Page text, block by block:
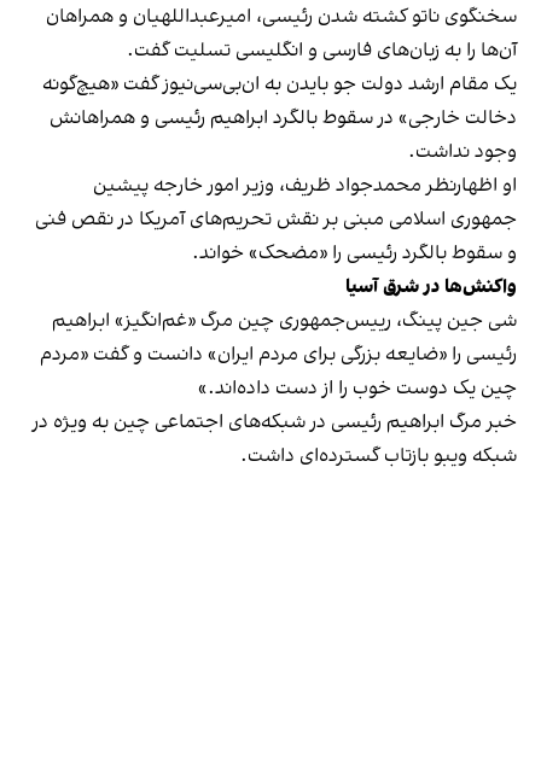
سخنگوی ناتو کشته شدن رئيسی، امیرعبداللهیان و همراهان
آن‌ها را به زبان‌های فارسی و انگلیسی تسلیت گفت.
یک مقام ارشد دولت جو بایدن به ان‌بی‌سی‌نیوز گفت «هیچ‌گونه
دخالت خارجی» در سقوط بالگرد ابراهیم رئیسی و همراهانش
وجود نداشت.
او اظهارنظر محمدجواد ظریف، وزیر امور خارجه پیشین
جمهوری اسلامی مبنی بر نقش تحریم‌های آمریکا در نقص فنی
و سقوط بالگرد رئیسی را «مضحک» خواند.
واکنش‌ها در شرق آسیا
شی جین پینگ، رییس‌جمهوری چین مرگ «غم‌انگیز» ابراهیم
رئیسی را «ضایعه بزرگی برای مردم ایران» دانست و گفت «مردم
چین یک دوست خوب را از دست داده‌اند.»
خبر مرگ ابراهیم رئیسی در شبکه‌‌های اجتماعی چین به ویژه در
شبکه ویبو بازتاب گسترده‌ای داشت.